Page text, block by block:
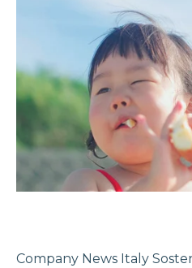
Company News Italy